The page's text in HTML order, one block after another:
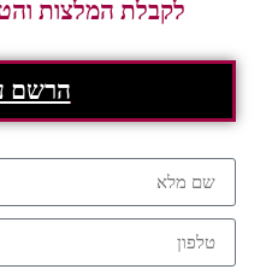
לקבלת המלצות
הרשם